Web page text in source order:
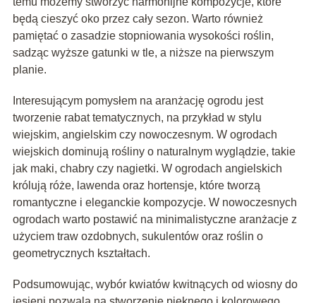
będą cieszyć oko przez cały sezon. Warto również
pamiętać o zasadzie stopniowania wysokości roślin,
sadząc wyższe gatunki w tle, a niższe na pierwszym
planie.
Interesującym pomysłem na aranżację ogrodu jest
tworzenie rabat tematycznych, na przykład w stylu
wiejskim, angielskim czy nowoczesnym. W ogrodach
wiejskich dominują rośliny o naturalnym wyglądzie, takie
jak maki, chabry czy nagietki. W ogrodach angielskich
królują róże, lawenda oraz hortensje, które tworzą
romantyczne i eleganckie kompozycje. W nowoczesnych
ogrodach warto postawić na minimalistyczne aranżacje z
użyciem traw ozdobnych, sukulentów oraz roślin o
geometrycznych kształtach.
Podsumowując, wybór kwiatów kwitnących od wiosny do